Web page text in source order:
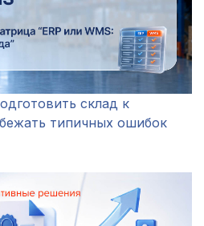
склад к
типичных ошибок